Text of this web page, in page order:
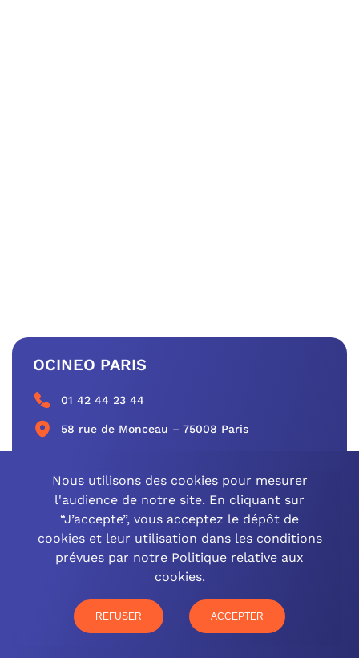
OCINEO PARIS
01 42 44 23 44
58 rue de Monceau – 75008 Paris
CONTACTEZ-NOUS
OCINEO GRAND EST
77 rue Paul Douce – 51480 Damery
Nous utilisons des cookies pour mesurer
l'audience de notre site. En cliquant sur
“J’accepte”, vous acceptez le dépôt de
cookies et leur utilisation dans les conditions
prévues par notre Politique relative aux
cookies.
REFUSER ACCEPTER